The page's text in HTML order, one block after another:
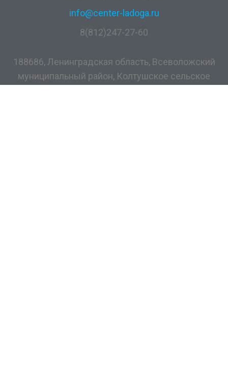
info@center-ladoga.ru
8(812)247-27-60
188686, Ленинградская область, Всеволожский
муниципальный район, Колтушское сельское